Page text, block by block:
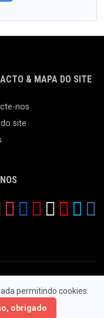
permitindo cookies.
obrigado
& MAPA DO SITE
nos
site
Reservados.